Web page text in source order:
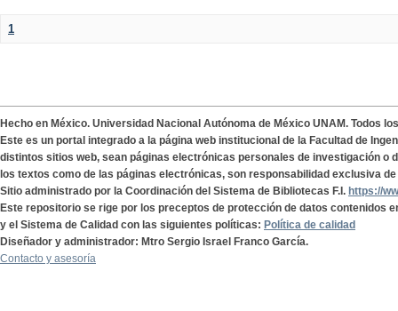
1
Hecho en México. Universidad Nacional Autónoma de México UNAM. Todos
Este es un portal integrado a la página web institucional de la Facultad de
distintos sitios web, sean páginas electrónicas personales de investigación o
los textos como de las páginas electrónicas, son responsabilidad exclusiva
Sitio administrado por la Coordinación del Sistema de Bibliotecas F.I. https://
Este repositorio se rige por los preceptos de protección de datos contenidos
y el Sistema de Calidad con las siguientes políticas: Política de calidad
Diseñador y administrador: Mtro Sergio Israel Franco García.
Contacto y asesoría